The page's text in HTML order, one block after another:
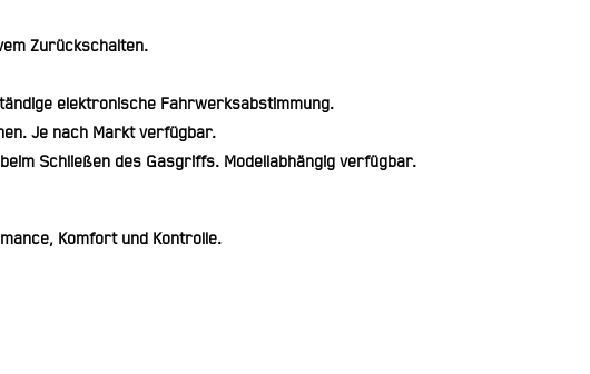
Zurückschalten.
elektronische Fahrwerksabstimmung.
Je nach Markt verfügbar.
Schließen des Gasgriffs. Modellabhängig verfügbar.
Komfort und Kontrolle.